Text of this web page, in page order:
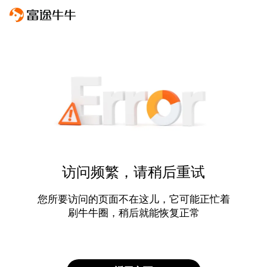
访问频繁，请稍后重试
您所要访问的页面不在这儿，它可能正忙着
刷牛牛圈，稍后就能恢复正常